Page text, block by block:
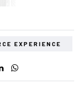
EXPERIENCE